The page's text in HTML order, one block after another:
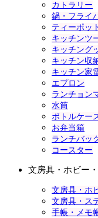
カトラリー
鍋・フライ
ティーポッ
キッチンツ
キッチング
キッチン収
キッチン家
エプロン
ランチョン
水筒
ボトルケー
お弁当箱
ランチバッ
コースター
文房具・ホビー
文房具・ホ
文房具・ス
手帳・メモ